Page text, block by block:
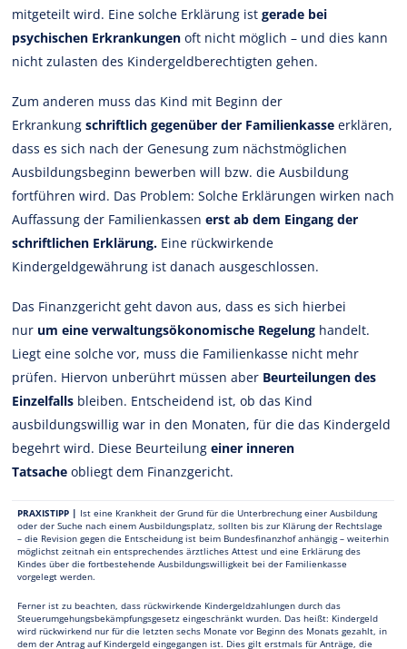
mitgeteilt wird. Eine solche Erklärung istgerade bei
psychischen Erkrankungen oft nicht möglich – und dies kann
nicht zulasten des Kindergeldberechtigten gehen.
Zum anderen muss das Kind mit Beginn der
Erkrankungschriftlich gegenüber der Familienkasse erklären,
dass es sich nach der Genesung zum nächstmöglichen
Ausbildungsbeginn bewerben will bzw. die Ausbildung
fortführen wird. Das Problem: Solche Erklärungen wirken nach
Auffassung der Familienkassenerst ab dem Eingang der
schriftlichen Erklärung. Eine rückwirkende
Kindergeldgewährung ist danach ausgeschlossen.
Das Finanzgericht geht davon aus, dass es sich hierbei
nur um eine verwaltungsökonomische Regelung handelt.
Liegt eine solche vor, muss die Familienkasse nicht mehr
prüfen. Hiervon unberührt müssen aber Beurteilungen des
Einzelfalls bleiben. Entscheidend ist, ob das Kind
ausbildungswillig war in den Monaten, für die das Kindergeld
begehrt wird. Diese Beurteilungeiner inneren
Tatsache obliegt dem Finanzgericht.
PRAXISTIPP | Ist eine Krankheit der Grund für die Unterbrechung einer Ausbildung
oder der Suche nach einem Ausbildungsplatz, sollten bis zur Klärung der Rechtslage
– die Revision gegen die Entscheidung ist beim Bundesfinanzhof anhängig – weiterhin
möglichst zeitnah ein entsprechendes ärztliches Attest und eine Erklärung des
Kindes über die fortbestehende Ausbildungswilligkeit bei der Familienkasse
vorgelegt werden.
Ferner ist zu beachten, dass rückwirkende Kindergeldzahlungen durch das
Steuerumgehungsbekämpfungsgesetz eingeschränkt wurden. Das heißt: Kindergeld
wird rückwirkend nur für die letzten sechs Monate vor Beginn des Monats gezahlt, in
dem der Antrag auf Kindergeld eingegangen ist. Dies gilt erstmals für Anträge, die